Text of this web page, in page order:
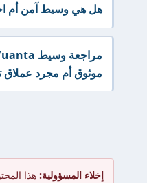
هل هي وسيط آمن أم
موثوق أم مجرد عملاق
إخلاء المسؤولية: هذا